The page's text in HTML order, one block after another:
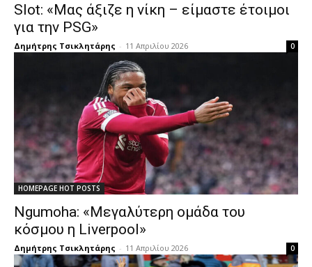
Slot: «Μας άξιζε η νίκη – είμαστε έτοιμοι
για την PSG»
Δημήτρης Τσικλητάρης - 11 Απριλίου 2026 0
HOMEPAGE HOT POSTS
Ngumoha: «Μεγαλύτερη ομάδα του
κόσμου η Liverpool»
Δημήτρης Τσικλητάρης - 11 Απριλίου 2026 0